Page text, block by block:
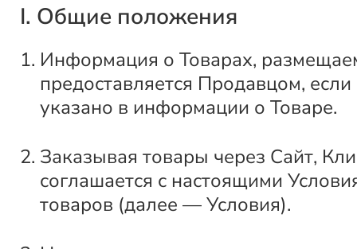
I. Общие положения
Информация о Товарах,
предоставляется Продавцом,
указано в информации о Товаре.
Заказывая товары через Сайт,
соглашается с настоящими
товаров (далее — Условия).